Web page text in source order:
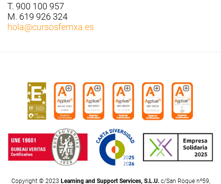
T. 900 100 957
M. 619 926 324
hola@cursosfemxa.es
Copyright © 2023 Learning and Support Services, S.L.U.c/San Roque nº59,